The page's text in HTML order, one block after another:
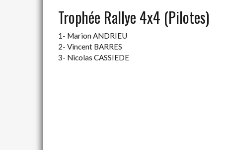
Trophée Rallye 4x4 (Pilotes)
1- Marion ANDRIEU
2- Vincent BARRES
3- Nicolas CASSIEDE